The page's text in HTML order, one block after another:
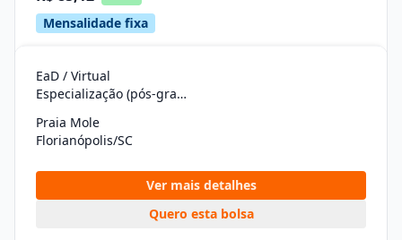
Mensalidade fixa
EaD / Virtual
Especialização (pós-graduação)
Praia Mole
Florianópolis/SC
Ver mais detalhes
Quero esta bolsa